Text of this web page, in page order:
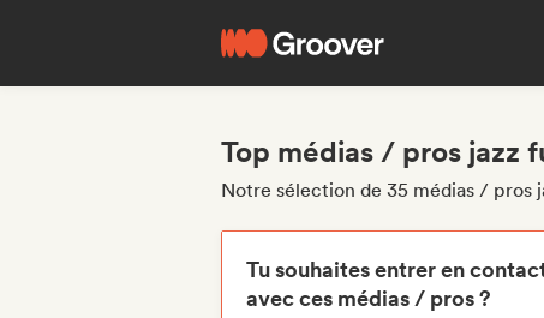
Top médias / pros jazz
Notre sélection de 35 médias / pros
Tu souhaites entrer en
avec ces médias / pros ?